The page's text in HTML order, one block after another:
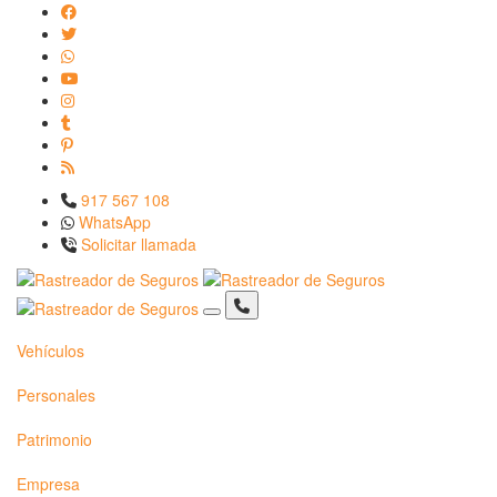
917 567 108
WhatsApp
Solicitar llamada
Vehículos
Personales
Patrimonio
Empresa